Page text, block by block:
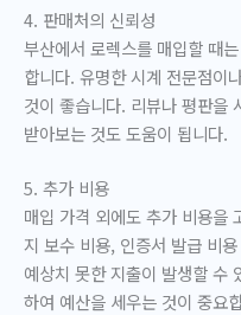
4. 판매처의 신뢰성
부산에서 로렉스를 매입할 때
합니다. 유명한 시계 전문점이
것이 좋습니다. 리뷰나 평판을
받아보는 것도 도움이 됩니다.
5. 추가 비용
매입 가격 외에도 추가 비용을
지 보수 비용, 인증서 발급 비
예상치 못한 지출이 발생할 수
하여 예산을 세우는 것이 중요